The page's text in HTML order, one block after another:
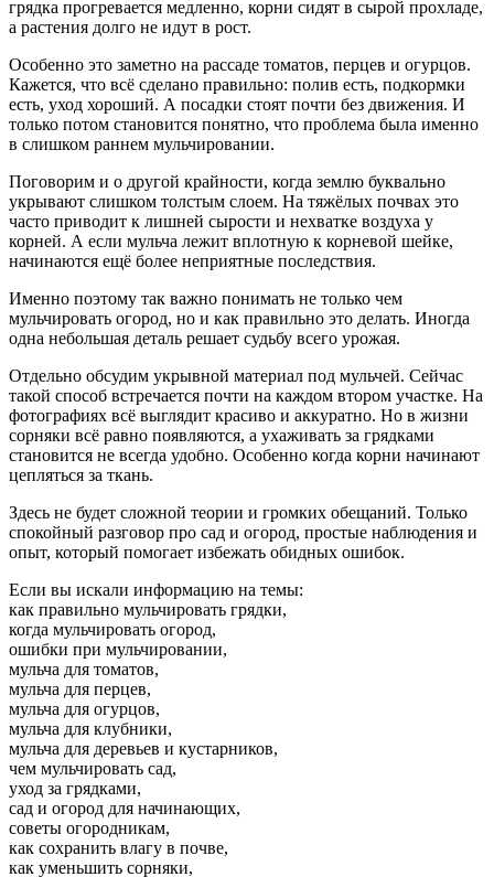
грядка прогревается медленно, корни сидят в сырой прохладе,
а растения долго не идут в рост.
Особенно это заметно на рассаде томатов, перцев и огурцов.
Кажется, что всё сделано правильно: полив есть, подкормки
есть, уход хороший. А посадки стоят почти без движения. И
только потом становится понятно, что проблема была именно
в слишком раннем мульчировании.
Поговорим и о другой крайности, когда землю буквально
укрывают слишком толстым слоем. На тяжёлых почвах это
часто приводит к лишней сырости и нехватке воздуха у
корней. А если мульча лежит вплотную к корневой шейке,
начинаются ещё более неприятные последствия.
Именно поэтому так важно понимать не только чем
мульчировать огород, но и как правильно это делать. Иногда
одна небольшая деталь решает судьбу всего урожая.
Отдельно обсудим укрывной материал под мульчей. Сейчас
такой способ встречается почти на каждом втором участке. На
фотографиях всё выглядит красиво и аккуратно. Но в жизни
сорняки всё равно появляются, а ухаживать за грядками
становится не всегда удобно. Особенно когда корни начинают
цепляться за ткань.
Здесь не будет сложной теории и громких обещаний. Только
спокойный разговор про сад и огород, простые наблюдения и
опыт, который помогает избежать обидных ошибок.
Если вы искали информацию на темы:
как правильно мульчировать грядки,
когда мульчировать огород,
ошибки при мульчировании,
мульча для томатов,
мульча для перцев,
мульча для огурцов,
мульча для клубники,
мульча для деревьев и кустарников,
чем мульчировать сад,
уход за грядками,
сад и огород для начинающих,
советы огородникам,
как сохранить влагу в почве,
как уменьшить сорняки,